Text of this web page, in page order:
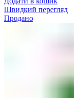
Швидкий перегляд
Продано